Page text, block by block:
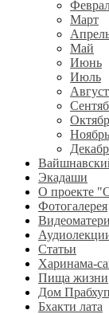
Март
Май
Июнь
Июль
Август
Ноябрь
Экадаши
О проекте
Фотогалерея
Статьи
Харинама-
Пища жизни
Дом
Бхакти лата